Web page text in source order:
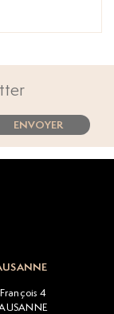
ENVOYER
4